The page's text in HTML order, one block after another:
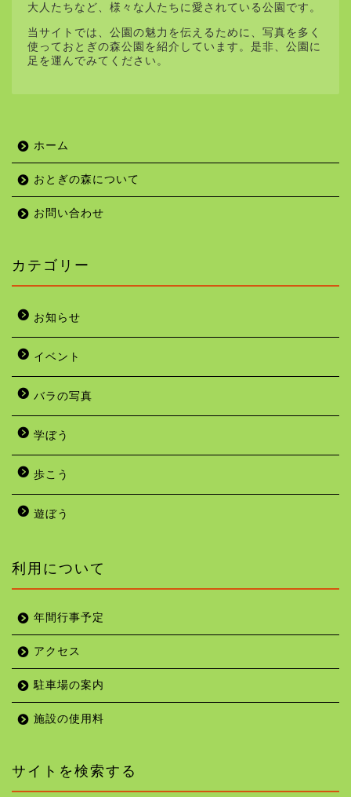
大人たちなど、様々な人たちに愛されている公園です。
当サイトでは、公園の魅力を伝えるために、写真を多く
使っておとぎの森公園を紹介しています。是非、公園に
足を運んでみてください。
ホーム
おとぎの森について
お問い合わせ
カテゴリー
お知らせ
イベント
バラの写真
学ぼう
歩こう
遊ぼう
利用について
年間行事予定
アクセス
駐車場の案内
施設の使用料
サイトを検索する